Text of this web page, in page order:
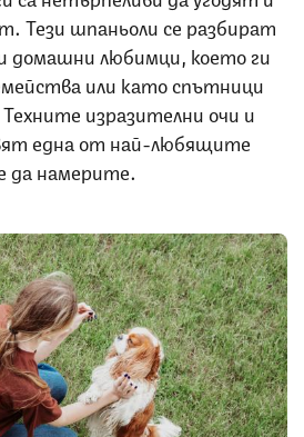
Тези шпаньоли се разбират
домашни любимци, което ги
или като спътници
изразителни очи и
една от най-любящите
да намерите.